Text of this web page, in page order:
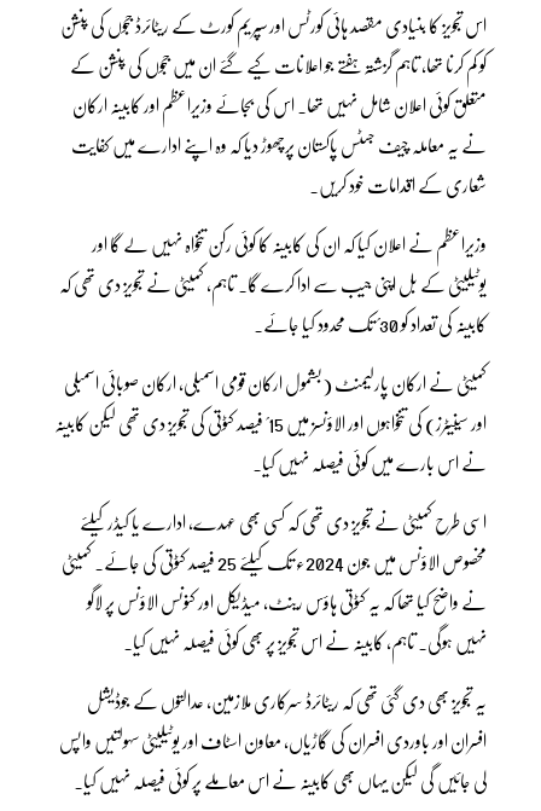
اس تجویز کا بنیادی مقصد ہائی کورٹس اور سپریم کورٹ کے ریٹائرڈ ججوں کی پنشن
کو کم کرنا تھا، تاہم گزشتہ ہفتے جو اعلانات کیے گئے ان میں ججوں کی پنشن کے
متعلق کوئی اعلان شامل نہیں تھا۔ اس کی بجائے وزیراعظم اور کابینہ ارکان
نے یہ معاملہ چیف جسٹس پاکستان پرچھوڑ دیا کہ وہ اپنے ادارے میں کفایت
شعاری کے اقدامات خود کریں۔
وزیراعظم نے اعلان کیا کہ ان کی کابینہ کا کوئی رکن تنخواہ نہیں لے گا اور
یوٹیلیٹی کے بل اپنی جیب سے ادا کرے گا۔ تاہم، کمیٹی نے تجویز دی تھی کہ
کابینہ کی تعداد کو 30؍ تک محدود کیا جائے۔
کمیٹی نے ارکان پارلیمنٹ (بشمول ارکان قومی اسمبلی، ارکان صوبائی اسمبلی
اور سینیٹرز) کی تنخواہوں اور الاؤنسز میں 15؍ فیصد کٹوتی کی تجویز دی تھی لیکن کابینہ
نے اس بارے میں کوئی فیصلہ نہیں کیا۔
اسی طرح کمیٹی نے تجویز دی تھی کہ کسی بھی عہدے، ادارے یا کیڈر کیلئے
مخصوص الاؤنس میں جون 2024ء تک کیلئے 25 فیصد کٹوتی کی جائے۔ کمیٹی
نے واضح کیا تھا کہ یہ کٹوتی ہاؤس رینٹ، میڈیکل اور کنونس الاؤنس پر لاگو
نہیں ہوگی۔ تاہم، کابینہ نے اس تجویز پر بھی کوئی فیصلہ نہیں کیا۔
یہ تجویز بھی دی گئی تھی کہ ریٹائرڈ سرکاری ملازمین، عدالتوں کے جوڈیشل
افسران اور باوردی افسران کی گاڑیاں، معاون اسٹاف اور یوٹیلیٹی سہولتیں واپس
لی جائیں گی لیکن یہاں بھی کابینہ نے اس معاملے پر کوئی فیصلہ نہیں کیا۔